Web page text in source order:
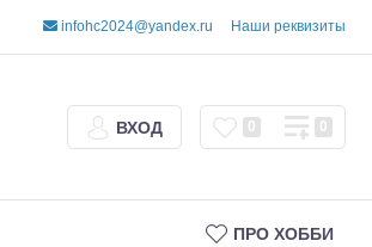
infohc2024@yandex.ru Наши реквизиты
ВХОД 0 0
ПРО ХОББИ